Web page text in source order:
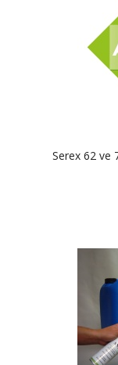
Serex 62 ve